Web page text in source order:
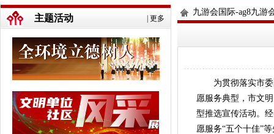
更多
主题活动
九游会国际-ag8九游
为贯彻落实市委
愿服务典型，市文
型推选宣传活动。
愿服务“五个十佳”